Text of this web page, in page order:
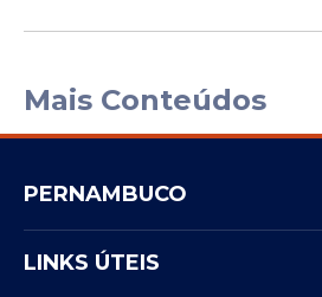
Mais Conteúdos
PERNAMBUCO
LINKS ÚTEIS